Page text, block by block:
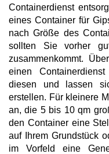
Containerdienst
eines Container für
nach Größe des
sollten Sie vorher
zusammenkommt.
einen
diesen und lassen
erstellen. Für kleinere
an, die 5 bis 10 qm
den Container eine
auf Ihrem Grundstück
im Vorfeld eine